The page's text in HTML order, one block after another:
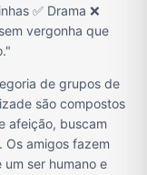
✅ Drama ❌
vergonha que
de grupos de
são compostos
afeição, buscam
Os amigos fazem
ser humano e